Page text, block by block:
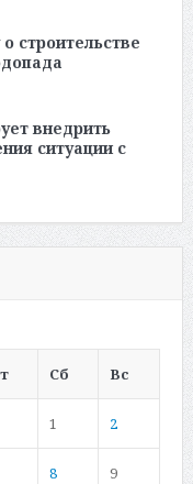
строительстве
внедрить
ситуации с
Сб Вс
1 2
8 9